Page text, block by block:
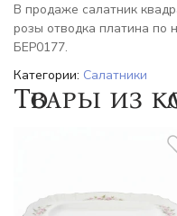
В продаже салатник
розы отводка платина по
БЕР0177.
Категории: Салатники
Товары из